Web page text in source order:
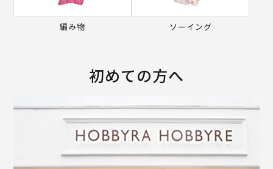
編み物 ソーイング
初めての方へ